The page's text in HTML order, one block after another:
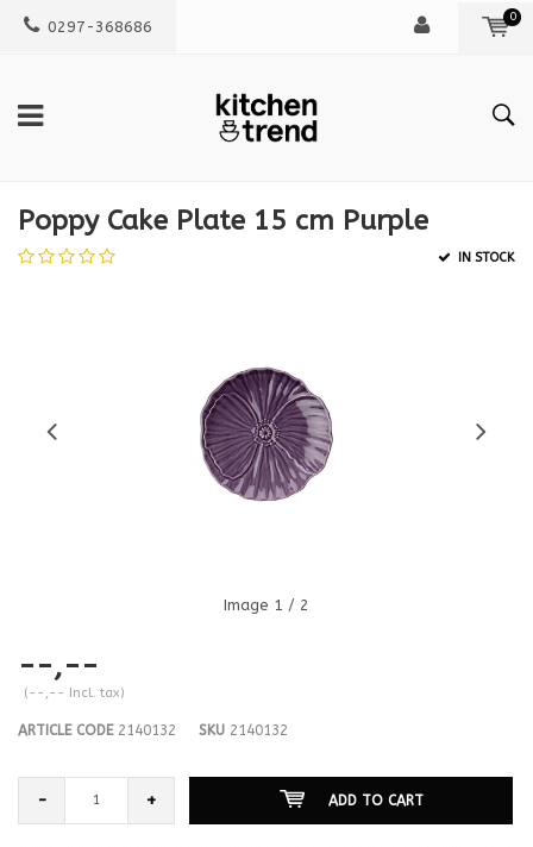
0297-368686
0
Poppy Cake Plate 15 cm Purple
IN STOCK
Image 1 / 2
--,--
(--,-- Incl. tax)
ARTICLE CODE2140132 SKU 2140132
- + ADD TO CART